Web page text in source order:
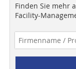
Finden Sie mehr
Facility-